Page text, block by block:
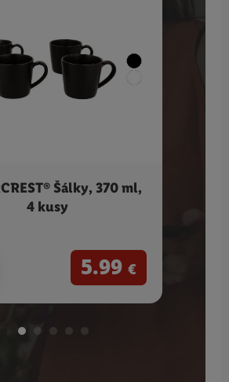
Šálky, 370 ml,
4 kusy
5.99 €